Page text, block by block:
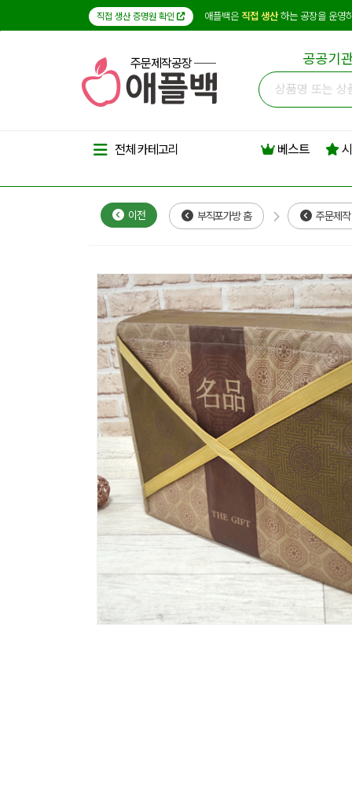
직접 생산 증명원 확인 애플백은 직접 생산하는 공장을 운영
주문제작공장 공공기
전체 카테고리 베스트
이전 부직포가방 홈 주문제